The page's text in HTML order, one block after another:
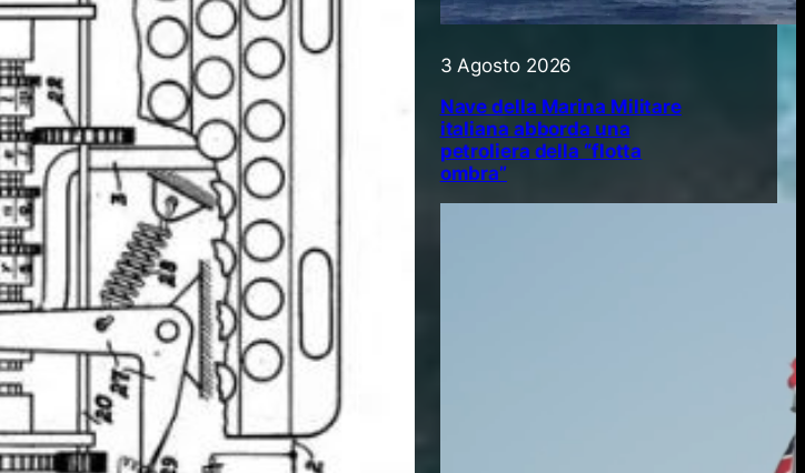
3 Agosto 2026
Nave della Marina Militare
italiana abborda una
petroliera della “flotta
ombra”